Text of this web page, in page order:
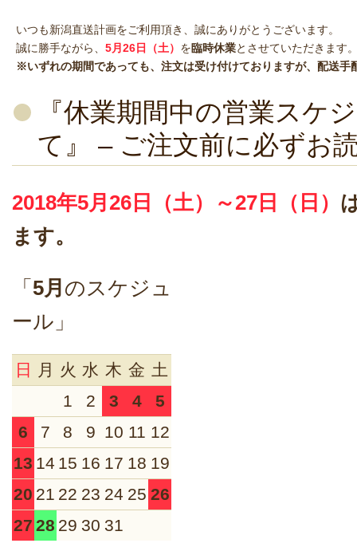
いつも新潟直送計画をご利用頂き、誠にありがとうございます。
誠に勝手ながら、 5月26日（土） を臨時休業とさせていただきます
※いずれの期間であっても、注文は受け付けておりますが、配送手
『休業期間中の営業スケ
て』 – ご注文前に必ずお
2018年5月26日（土）～27日（日）
ます。
「 5月 のスケジュ
ール」
日 月 火 水 木 金 土
1
2 3 4
5
6
7 8 9 10 11 12
13 14 15 16 17 18 19
20 21 22 23 24 25 26
27 28 29 30 31